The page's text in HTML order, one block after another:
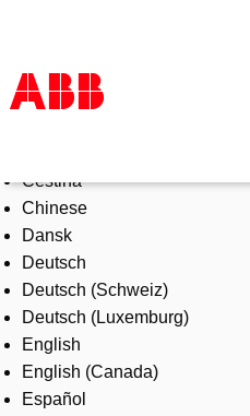
Products & Solutions
Industries
Services
About us
Where to buy
Contact us
Careers
Čeština
Chinese
Dansk
Deutsch
Deutsch (Schweiz)
Deutsch (Luxemburg)
English
English (Canada)
Español